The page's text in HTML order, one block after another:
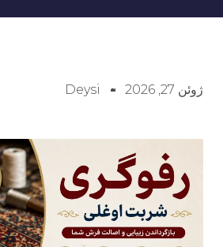
ژوئن 27, 2026 Deysi